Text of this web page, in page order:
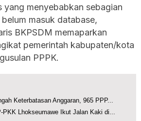
yang menyebabkan sebagian
masuk database,
BKPSDM memaparkan
pemerintah kabupaten/kota
PPPK.
Keterbatasan Anggaran, 965 PPP...
Lhokseumawe Ikut Jalan Kaki di...